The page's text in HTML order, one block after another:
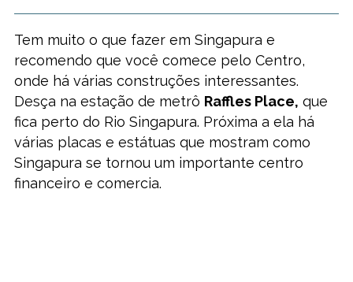
Tem muito o que fazer em Singapura e
recomendo que você comece pelo Centro,
onde há várias construções interessantes.
Desça na estação de metrô Raffles Place, que
fica perto do Rio Singapura. Próxima a ela há
várias placas e estátuas que mostram como
Singapura se tornou um importante centro
financeiro e comercia.